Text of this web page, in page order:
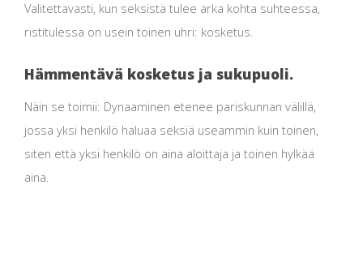
Valitettavasti, kun seksistä tulee arka kohta suhteessa,
ristitulessa on usein toinen uhri: kosketus.
Hämmentävä kosketus ja sukupuoli.
Näin se toimii: Dynaaminen etenee pariskunnan välillä,
jossa yksi henkilö haluaa seksiä useammin kuin toinen,
siten että yksi henkilö on aina aloittaja ja toinen hylkää
aina.